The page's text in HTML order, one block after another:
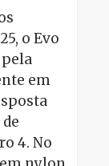
o Evo
em
4. No